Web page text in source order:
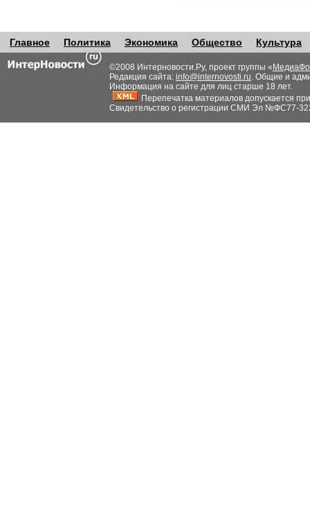
Главное Политика Экономика Общество Культура
©2008 Интерновости.Ру, проект группы «
Редакция сайта: info@internovosti.ru. Общие и
Информация на сайте для лиц старше 18 лет.
Перепечатка материалов допускается
Свидетельство о регистрации СМИ Эл №ФС77-